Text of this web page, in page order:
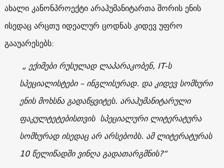
ახალი კანონპროექტი არაჰუმანიტართა შორის ენის
ისედაც არცთუ იდეალურ ცოდნას კიდევ უფრო
გააუარესებს:
„ ექიმები რუსულად ლაპარაკობენ, IT-ს
სპეციალისტები – ინგლისურად. და კიდევ სომხური
ენის მოხსნა გადაწყვიტეს. არაჰუმანიტარული
ფაკულტეტებისთვის სპეციალური ლიტერატურა
სომხურად ისედაც არ არსებობს. ამ ლიტერატურას
10 წელიწადში ვინღა გადათარგმნის?“